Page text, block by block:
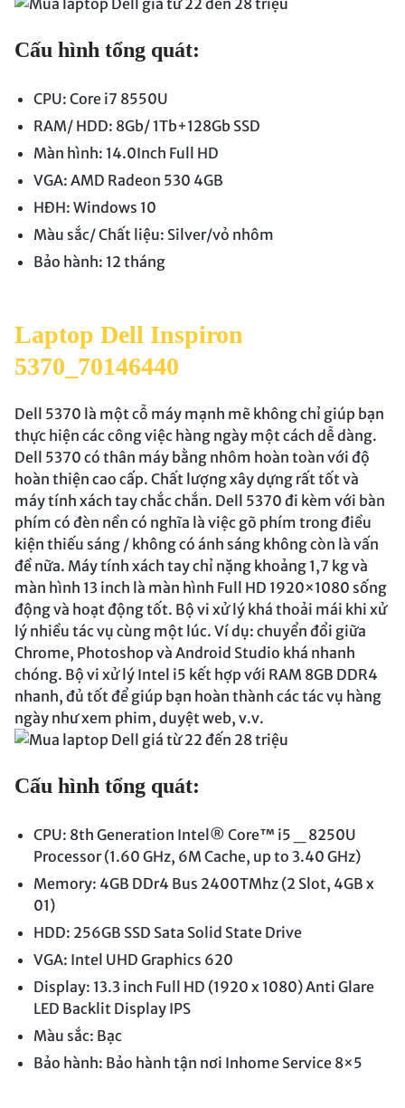
Cấu hình tổng quát:
CPU: Core i7 8550U
RAM/ HDD: 8Gb/ 1Tb+128Gb SSD
Màn hình: 14.0Inch Full HD
VGA: AMD Radeon 530 4GB
HĐH: Windows 10
Màu sắc/ Chất liệu: Silver/vỏ nhôm
Bảo hành: 12 tháng
Laptop Dell Inspiron
5370_70146440
Dell 5370 là một cỗ máy mạnh mẽ không chỉ giúp bạn
thực hiện các công việc hàng ngày một cách dễ dàng.
Dell 5370 có thân máy bằng nhôm hoàn toàn với độ
hoàn thiện cao cấp. Chất lượng xây dựng rất tốt và
máy tính xách tay chắc chắn. Dell 5370 đi kèm với bàn
phím có đèn nền có nghĩa là việc gõ phím trong điều
kiện thiếu sáng / không có ánh sáng không còn là vấn
đề nữa. Máy tính xách tay chỉ nặng khoảng 1,7 kg và
màn hình 13 inch là màn hình Full HD 1920×1080 sống
động và hoạt động tốt. Bộ vi xử lý khá thoải mái khi xử
lý nhiều tác vụ cùng một lúc. Ví dụ: chuyển đổi giữa
Chrome, Photoshop và Android Studio khá nhanh
chóng. Bộ vi xử lý Intel i5 kết hợp với RAM 8GB DDR4
nhanh, đủ tốt để giúp bạn hoàn thành các tác vụ hàng
ngày như xem phim, duyệt web, v.v.
Cấu hình tổng quát:
CPU: 8th Generation Intel® Core™ i5 _ 8250U
Processor (1.60 GHz, 6M Cache, up to 3.40 GHz)
Memory: 4GB DDr4 Bus 2400TMhz (2 Slot, 4GB x
01)
HDD: 256GB SSD Sata Solid State Drive
VGA: Intel UHD Graphics 620
Display: 13.3 inch Full HD (1920 x 1080) Anti Glare
LED Backlit Display IPS
Màu sắc: Bạc
Bảo hành: Bảo hành tận nơi Inhome Service 8×5